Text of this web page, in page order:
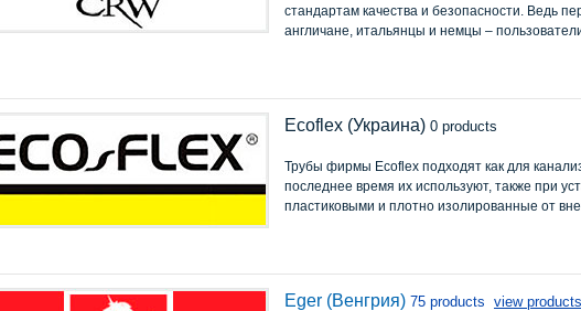
стандартам качества и безопасности. Ведь
англичане, итальянцы и немцы –
Ecoflex (Украина) 0 products
Трубы фирмы Ecoflex подходят как для
последнее время их используют, также при
пластиковыми и плотно изолированные от
Eger (Венгрия) 75 products view products